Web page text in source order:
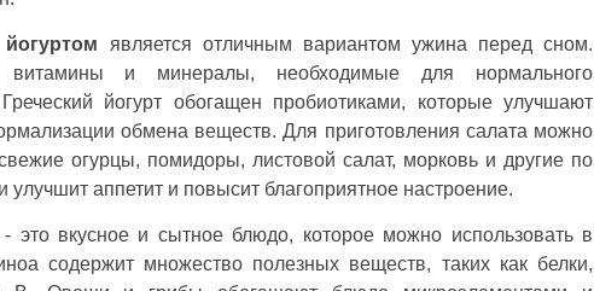
является отличным вариантом ужина перед сном.
и минералы, необходимые для нормального
йогурт обогащен пробиотиками, которые улучшают
обмена веществ. Для приготовления салата можно
огурцы, помидоры, листовой салат, морковь и другие по
улучшит аппетит и повысит благоприятное настроение.
- это вкусное и сытное блюдо, которое можно использовать в
содержит множество полезных веществ, таких как белки,